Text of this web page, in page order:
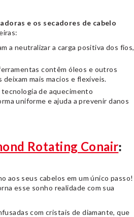
e os secadores de cabelo
a neutralizar a carga positiva dos fios,
contêm óleos e outros
mais macios e flexíveis.
de aquecimento
uniforme e ajuda a prevenir danos
Rotating Conair:
aos seus cabelos em um único passo!
esse sonho realidade com sua
com cristais de diamante, que